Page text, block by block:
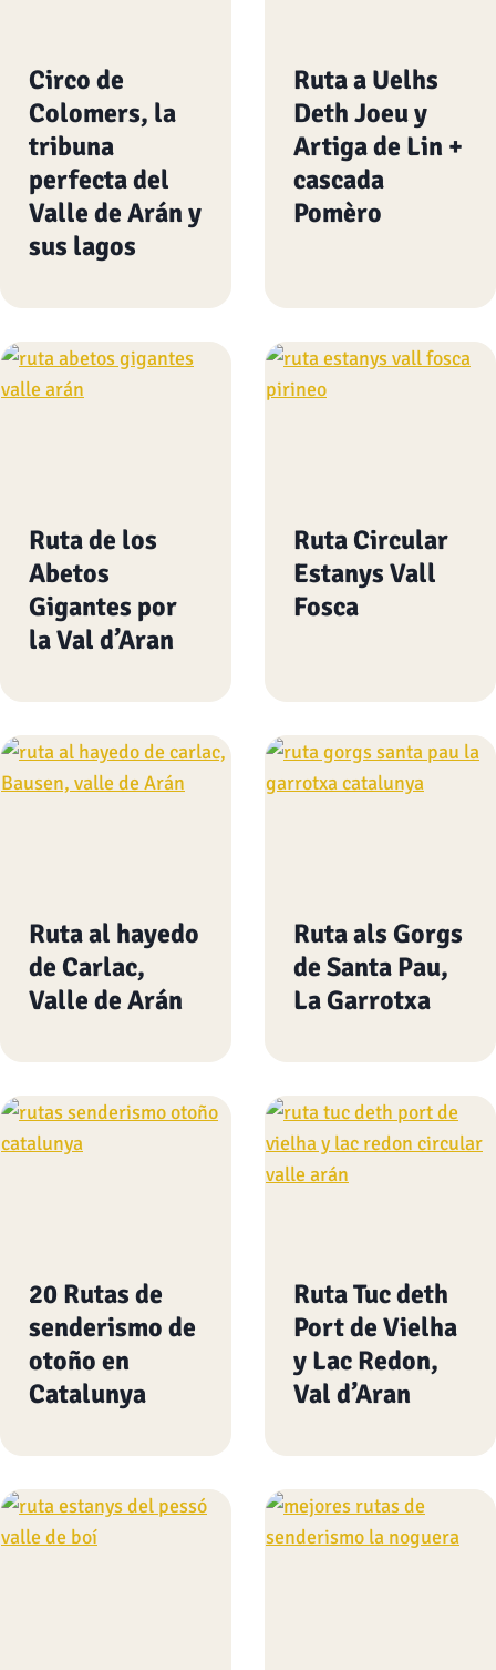
Circo de
Colomers, la
tribuna
perfecta del
Valle de Arán y
sus lagos
Ruta a Uelhs
Deth Joeu y
Artiga de Lin +
cascada
Pomèro
Ruta de los
Abetos
Gigantes por
la Val d’Aran
Ruta Circular
Estanys Vall
Fosca
Ruta al hayedo
de Carlac,
Valle de Arán
Ruta als Gorgs
de Santa Pau,
La Garrotxa
20 Rutas de
senderismo de
otoño en
Catalunya
Ruta Tuc deth
Port de Vielha
y Lac Redon,
Val d’Aran